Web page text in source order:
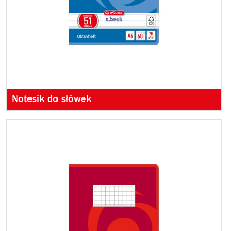
Notesik do słówek